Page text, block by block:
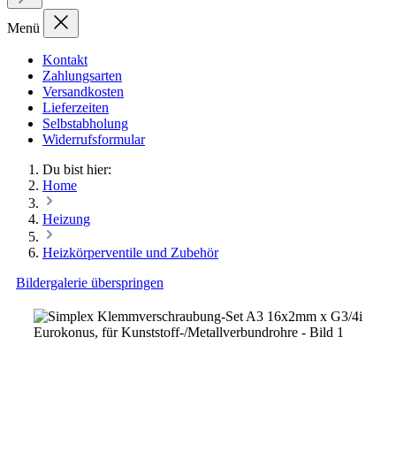
Menü
Kontakt
Zahlungsarten
Versandkosten
Lieferzeiten
Selbstabholung
Widerrufsformular
Du bist hier:
Home
Heizung
Heizkörperventile und Zubehör
Bildergalerie überspringen